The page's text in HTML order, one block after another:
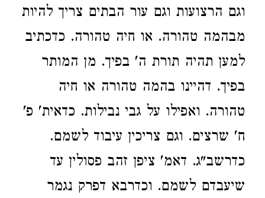
וגם הרצועות וגם עור הבתים צריך להיות
מבהמה טהורה. או חיה טהורה. כדכתיב
למען תהיה תורת ה' בפיך. מן המותר
בפיך. דהיינו בהמה טהורה או חיה
טהורה. ואפילו על גבי נבילות. כדאית' פ'
ח' שרצים. וגם צריכין עיבוד לשמם.
כדרשב"ג. דאמ' ציפן זהב פסולין עד
שיעבדם לשמם. וכדרבא דפרק נגמר